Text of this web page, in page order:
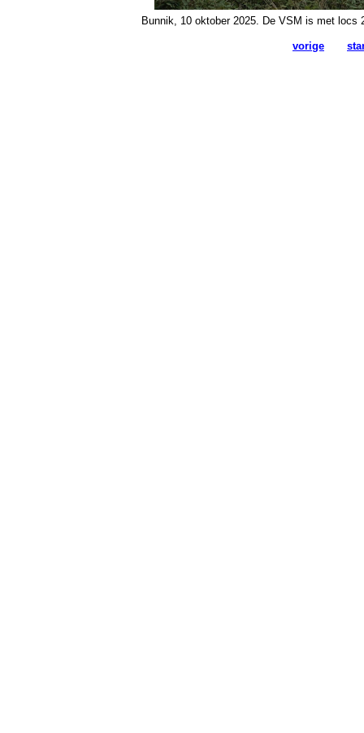
Bunnik, 10 oktober 2025. De VSM is met locs
vorige